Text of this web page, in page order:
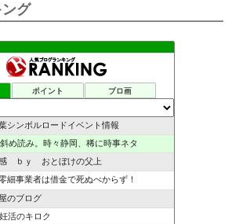
グ
ポイント ブロ画
シンボルロードイベント情報
め読み。時々静岡、稀に時事ネタ
ｂｙ おとぼけの父上
細事業者は借金で死ぬべからず！
のブログ
活のキロク